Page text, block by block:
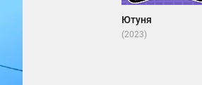
Ютуня
(2023)